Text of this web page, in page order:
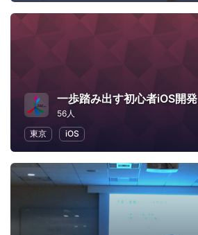
一歩踏み出す初心者iOS開発
56人
東京
iOS